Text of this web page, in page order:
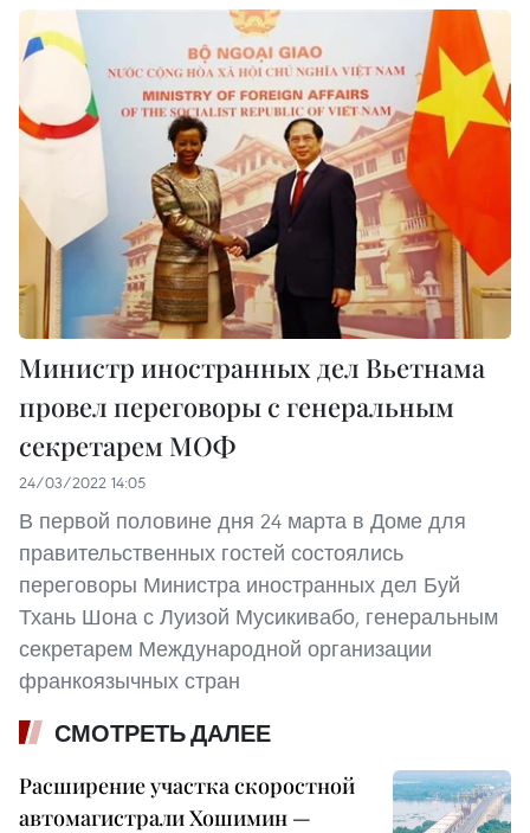
Министр иностранных дел Вьетнама
провел переговоры с генеральным
секретарем МОФ
24/03/2022 14:05
В первой половине дня 24 марта в Доме для
правительственных гостей состоялись
переговоры Министра иностранных дел Буй
Тхань Шона с Луизой Мусикивабо, генеральным
секретарем Международной организации
франкоязычных стран
СМОТРЕТЬ ДАЛЕЕ
Расширение участка скоростной
автомагистрали Хошимин —